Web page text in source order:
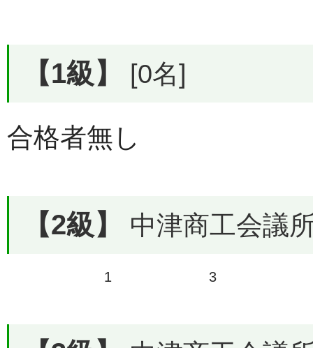
【1級】 [0名]
合格者無し
【2級】 中津商工会議
1 3